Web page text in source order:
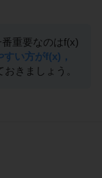
重要なのはf(x)
すい方がf(x)，
おきましょう。